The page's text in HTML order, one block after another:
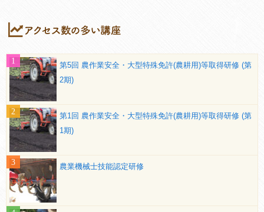
第5回 農作業安全・大型特殊免許(農耕用)等取得研修 (第
2期)
第1回 農作業安全・大型特殊免許(農耕用)等取得研修 (第
1期)
農業機械士技能認定研修